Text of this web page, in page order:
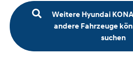
Weitere Hyundai
andere Fahrzeuge
suchen